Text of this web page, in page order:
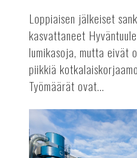
Loppiaisen jälkeiset
kasvattaneet
lumikasoja, mutta eivät
piikkiä
Työmäärät ovat...
Rengaskierrätys
ottaa
harppauksia